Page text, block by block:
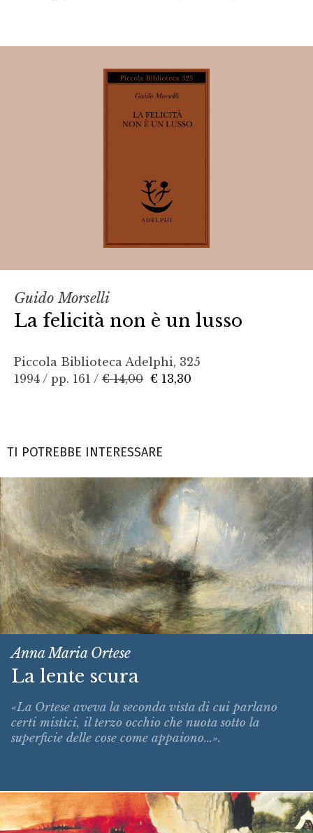
Guido Morselli
La felicità non è un lusso
Piccola Biblioteca Adelphi, 325
1994 / pp. 161 / € 14,00 € 13,30
TI POTREBBE INTERESSARE
Anna Maria Ortese
La lente scura
«La Ortese aveva la seconda vista di cui parlano
certi mistici, il terzo occhio che nuota sotto la
superficie delle cose come appaiono...».